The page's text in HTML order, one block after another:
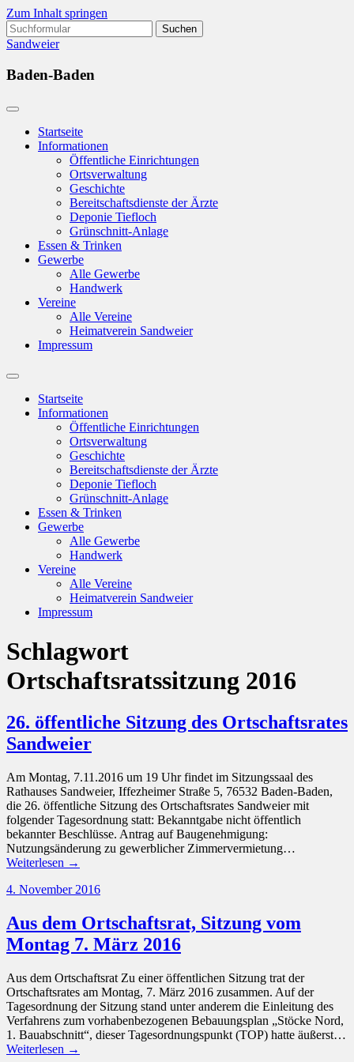
Zum Inhalt springen
Suchen
nach:
Sandweier
Baden-Baden
Startseite
Informationen
Öffentliche Einrichtungen
Ortsverwaltung
Geschichte
Bereitschaftsdienste der Ärzte
Deponie Tiefloch
Grünschnitt-Anlage
Essen & Trinken
Gewerbe
Alle Gewerbe
Handwerk
Vereine
Alle Vereine
Heimatverein Sandweier
Impressum
Suchfeld
ein-/ausblenden
Startseite
Informationen
Öffentliche Einrichtungen
Ortsverwaltung
Geschichte
Bereitschaftsdienste der Ärzte
Deponie Tiefloch
Grünschnitt-Anlage
Essen & Trinken
Gewerbe
Alle Gewerbe
Handwerk
Vereine
Alle Vereine
Heimatverein Sandweier
Impressum
Schlagwort
Ortschaftsratssitzung 2016
26. öffentliche Sitzung des Ortschaftsrates
Sandweier
Am Montag, 7.11.2016 um 19 Uhr findet im Sitzungssaal des
Rathauses Sandweier, Iffezheimer Straße 5, 76532 Baden-Baden,
die 26. öffentliche Sitzung des Ortschaftsrates Sandweier mit
folgender Tagesordnung statt: Bekanntgabe nicht öffentlich
bekannter Beschlüsse. Antrag auf Baugenehmigung:
Nutzungsänderung zu gewerblicher Zimmervermietung…
Weiterlesen →
4. November 2016
Aus dem Ortschaftsrat, Sitzung vom
Montag 7. März 2016
Aus dem Ortschaftsrat Zu einer öffentlichen Sitzung trat der
Ortschaftsrates am Montag, 7. März 2016 zusammen. Auf der
Tagesordnung der Sitzung stand unter anderem die Einleitung des
Verfahrens zum vorhabenbezogenen Bebauungsplan „Stöcke Nord,
1. Bauabschnitt“, dieser Tagesordnungspunkt (TOP) hatte äußerst…
Weiterlesen →